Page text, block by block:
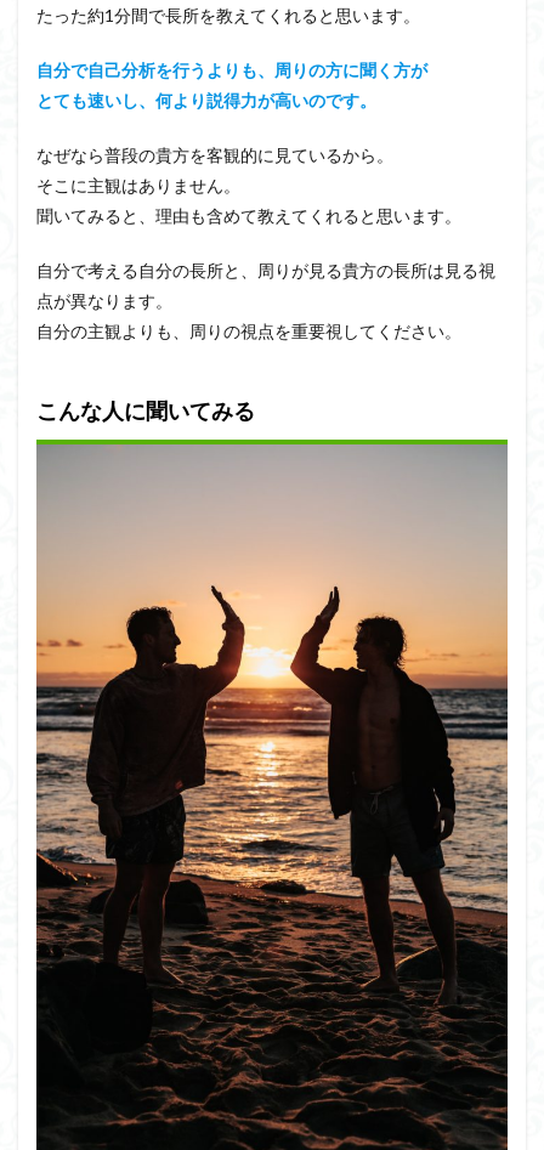
たった約1分間で長所を教えてくれると思います。
自分で自己分析を行うよりも、周りの方に聞く方が
とても速いし、何より説得力が高いのです。
なぜなら普段の貴方を客観的に見ているから。
そこに主観はありません。
聞いてみると、理由も含めて教えてくれると思います。
自分で考える自分の長所と、周りが見る貴方の長所は見る視
点が異なります。
自分の主観よりも、周りの視点を重要視してください。
こんな人に聞いてみる